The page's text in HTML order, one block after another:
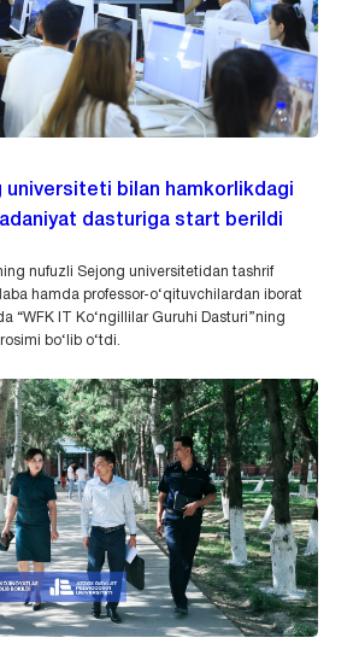
universiteti bilan hamkorlikdagi
dasturiga start berildi
nufuzli Sejong universitetidan tashrif
hamda professor-o‘qituvchilardan iborat
“WFK IT Ko‘ngillilar Guruhi Dasturi”ning
bo‘lib o‘tdi.